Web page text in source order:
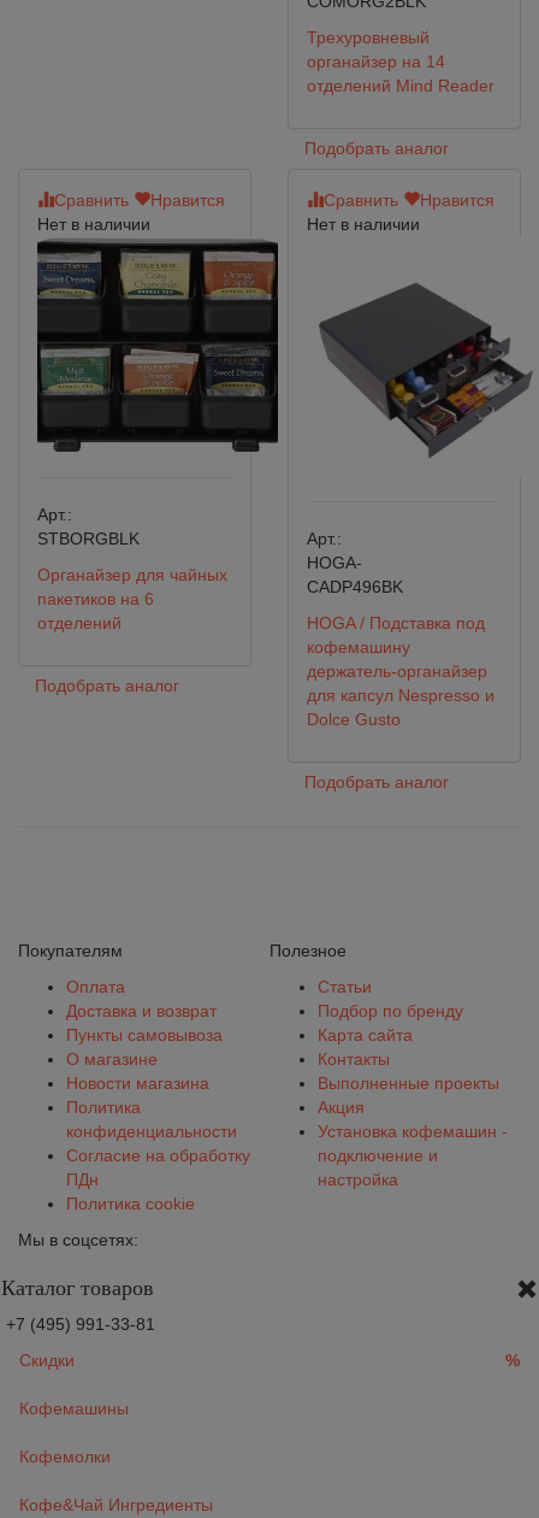
Трехуровневый
органайзер на 14
отделений Mind Reader
Подобрать аналог
Сравнить
Нравится
Нет в наличии
Арт.:
STBORGBLK
Органайзер для чайных
пакетиков на 6
отделений
Подобрать аналог
Сравнить
Нравится
Нет в наличии
Арт.:
HOGA-
CADP496BK
HOGA / Подставка под
кофемашину
держатель-органайзер
для капсул Nespresso и
Dolce Gusto
Подобрать аналог
Покупателям
Оплата
Доставка и возврат
Пункты самовывоза
О магазине
Новости магазина
Политика
конфиденциальности
Согласие на обработку
ПДн
Политика cookie
Полезное
Статьи
Подбор по бренду
Карта сайта
Контакты
Выполненные проекты
Акция
Установка кофемашин -
подключение и
настройка
Мы в соцсетях:
Каталог товаров
+7 (495) 991-33-81
Скидки
%
Кофемашины
Кофемолки
Кофе&Чай Ингредиенты